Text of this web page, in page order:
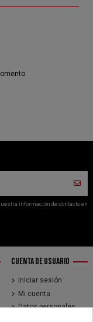
información de contacto en
CUENTA DE USUARIO
Iniciar sesión
Mi cuenta
Datos personales